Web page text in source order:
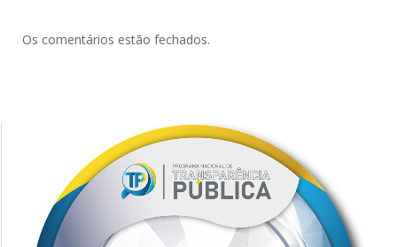
Os comentários estão fechados.